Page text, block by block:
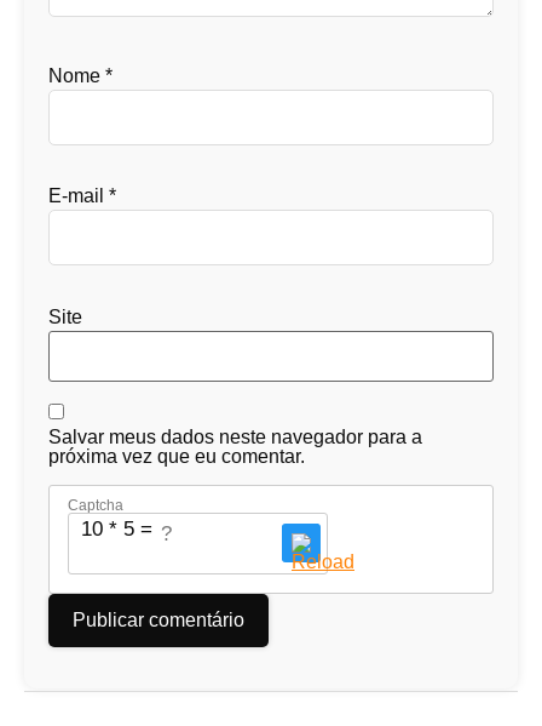
Nome *
E-mail *
Site
Salvar meus dados neste navegador para a
próxima vez que eu comentar.
Captcha
10 * 5 = ?